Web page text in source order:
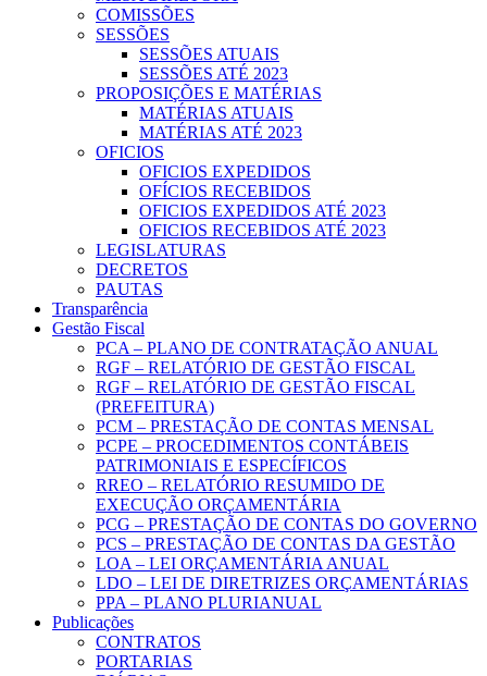
COMISSÕES
SESSÕES
SESSÕES ATUAIS
SESSÕES ATÉ 2023
PROPOSIÇÕES E MATÉRIAS
MATÉRIAS ATUAIS
MATÉRIAS ATÉ 2023
OFICIOS
OFICIOS EXPEDIDOS
OFÍCIOS RECEBIDOS
OFICIOS EXPEDIDOS ATÉ 2023
OFICIOS RECEBIDOS ATÉ 2023
LEGISLATURAS
DECRETOS
PAUTAS
Transparência
Gestão Fiscal
PCA – PLANO DE CONTRATAÇÃO ANUAL
RGF – RELATÓRIO DE GESTÃO FISCAL
RGF – RELATÓRIO DE GESTÃO FISCAL
(PREFEITURA)
PCM – PRESTAÇÃO DE CONTAS MENSAL
PCPE – PROCEDIMENTOS CONTÁBEIS
PATRIMONIAIS E ESPECÍFICOS
RREO – RELATÓRIO RESUMIDO DE
EXECUÇÃO ORÇAMENTÁRIA
PCG – PRESTAÇÃO DE CONTAS DO GOVERNO
PCS – PRESTAÇÃO DE CONTAS DA GESTÃO
LOA – LEI ORÇAMENTÁRIA ANUAL
LDO – LEI DE DIRETRIZES ORÇAMENTÁRIAS
PPA – PLANO PLURIANUAL
Publicações
CONTRATOS
PORTARIAS